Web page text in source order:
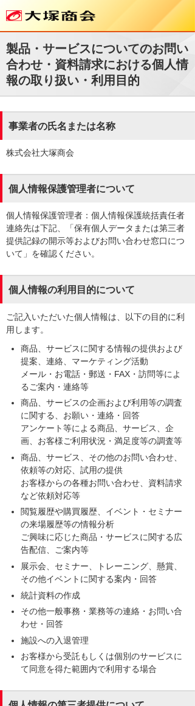
製品・サービスについてのお問い
合わせ・資料請求における個人情
報の取り扱い・利用目的
事業者の氏名または名称
株式会社大塚商会
個人情報保護管理者について
個人情報保護管理者：個人情報保護統括責任者
連絡先は下記、「保有個人データまたは第三者
提供記録の開示等およびお問い合わせ窓口につ
いて」を確認ください。
個人情報の利用目的について
ご記入いただいた個人情報は、以下の目的に利
用します。
商品、サービスに関する情報の提供および
提案、連絡、マーケティング活動
メール・お電話・郵送・FAX・訪問等によ
るご案内・連絡等
商品、サービスの企画および利用等の調査
に関する、お願い・連絡・回答
アンケート等による商品、サービス、企
画、お客様ご利用状況・満足度等の調査等
商品、サービス、その他のお問い合わせ、
依頼等の対応、試用の提供
お客様からの各種お問い合わせ、資料請求
など依頼対応等
閲覧履歴や購買履歴、イベント・セミナー
の来場履歴等の情報分析
ご興味に応じた商品・サービスに関する広
告配信、ご案内等
展示会、セミナー、トレーニング、懸賞、
その他イベントに関する案内・回答
統計資料の作成
その他一般事務・業務等の連絡・お問い合
わせ・回答
施設への入退管理
お客様から受託もしくは個別のサービスに
て同意を得た範囲内で利用する場合